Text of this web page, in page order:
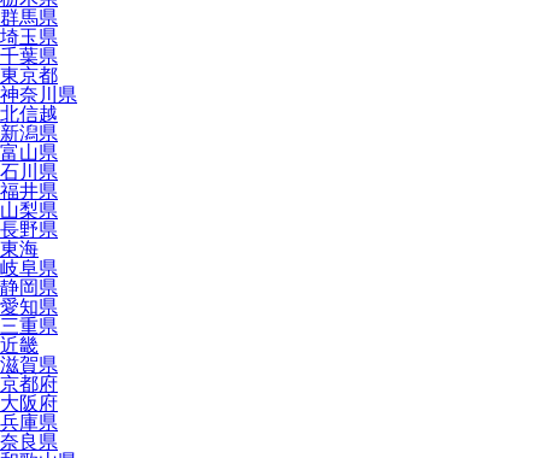
群馬県
埼玉県
千葉県
東京都
神奈川県
北信越
新潟県
富山県
石川県
福井県
山梨県
長野県
東海
岐阜県
静岡県
愛知県
三重県
近畿
滋賀県
京都府
大阪府
兵庫県
奈良県